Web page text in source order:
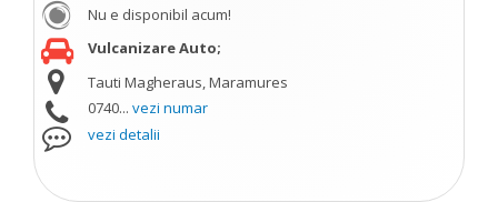
Nu e disponibil acum!
Vulcanizare Auto;
Tauti Magheraus, Maramures
0740... vezi numar
vezi detalii